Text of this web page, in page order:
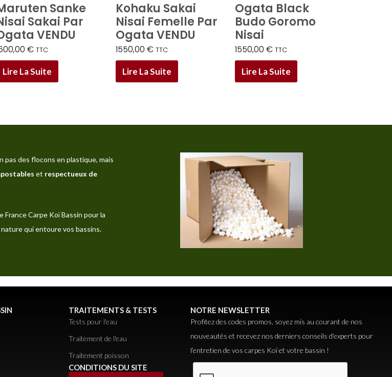
Sanke
Sakai Par
VENDU
€ TTC
Lire La Suite
Kohaku Sakai
Nisai Femelle Par
Ogata VENDU
1550,00 € TTC
Lire La Suite
Ogata Black
Budo Goromo
Nisai
1550,00€ TTC
Lire La Suite
pas des flocons en plastique, mais
et respectueux de
France Carpe Koï Bassin pour la
qui entoure vos bassins.
TRAITEMENTS & TESTS
Tests pour l'eau
Traitement de l'eau
Traitement poisson
CONDITIONS DU SITE
NOTRE NEWSLETTER
Profitez des codes promos, soyez mis au courant de nos
nouveautés et recevez nos derniers conseils d’experts pour
l’entretien de vos carpes Koï et votre bassin !